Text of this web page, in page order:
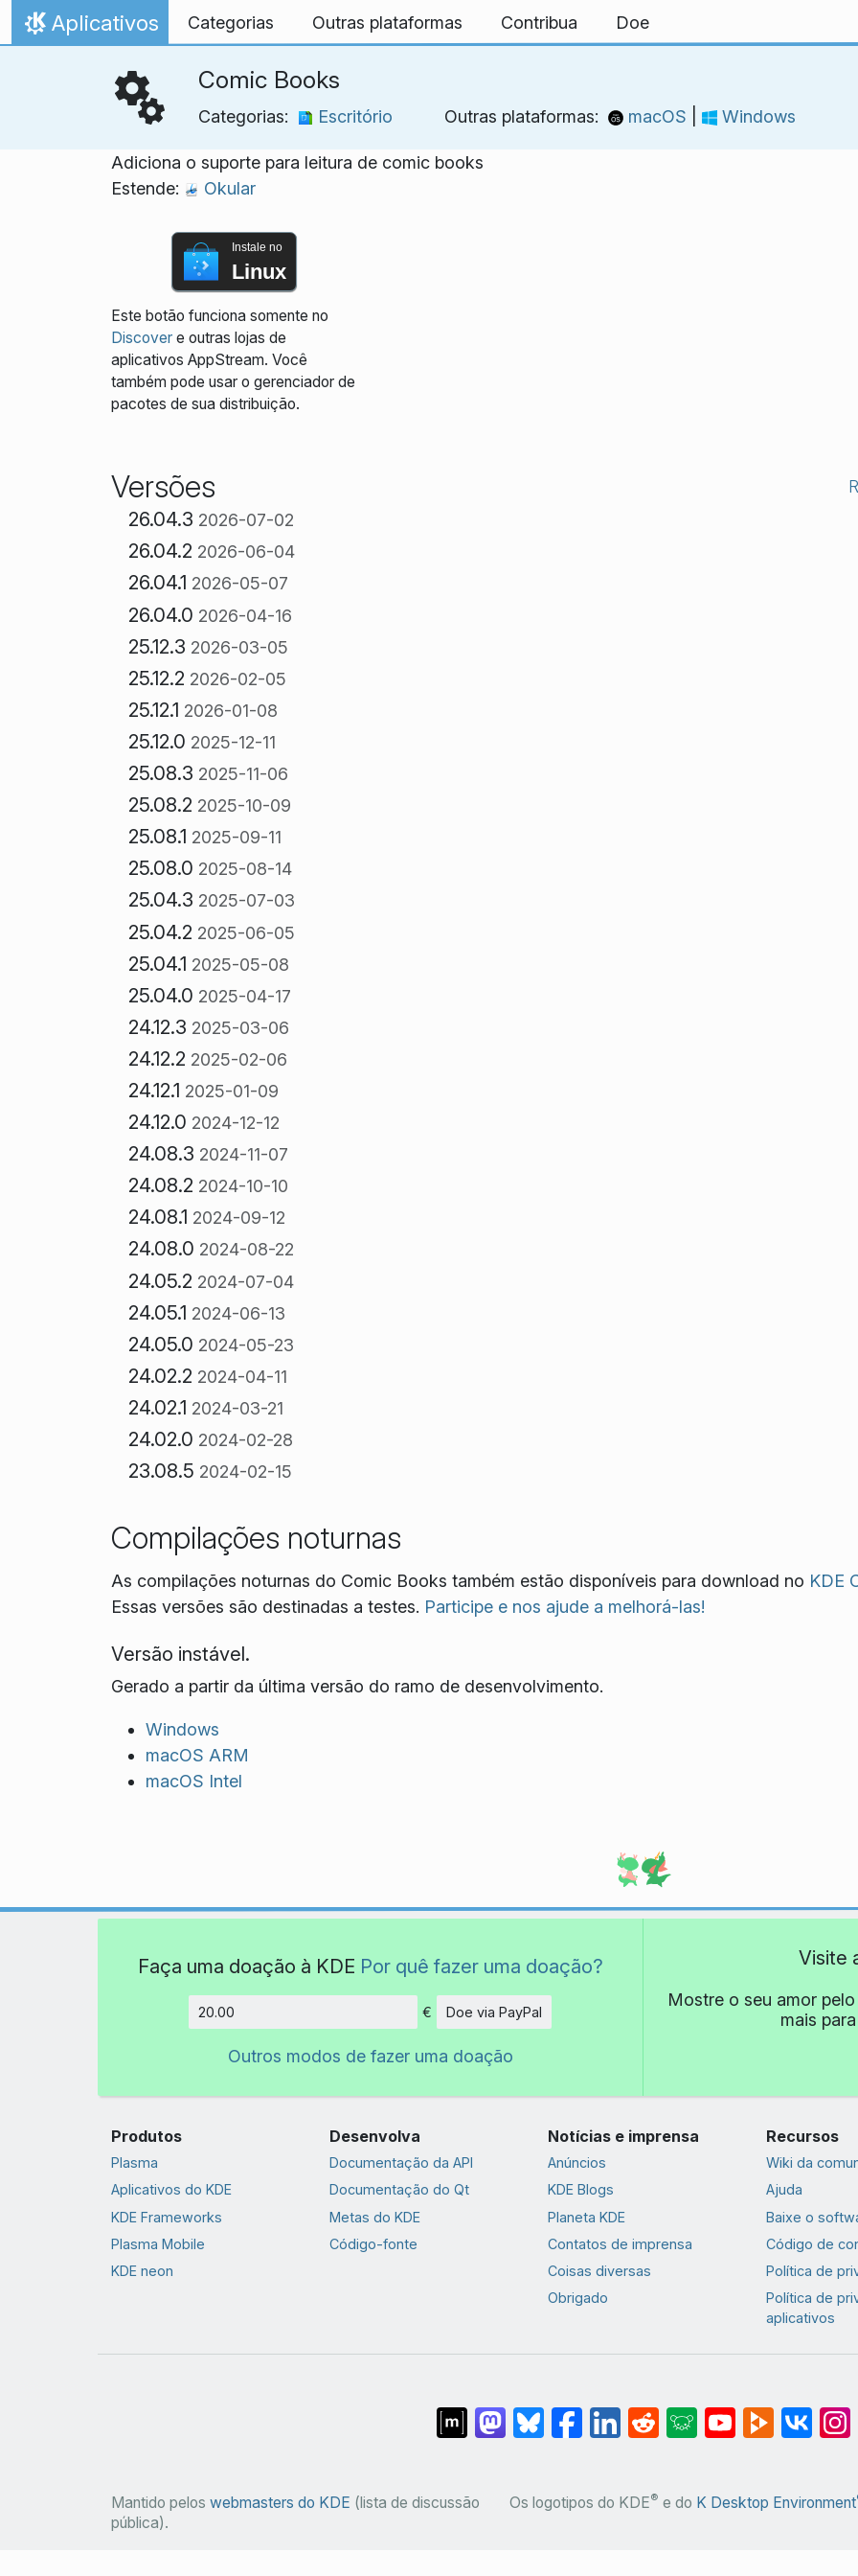
Ir para o conteúdo
Início
Aplicativos Categorias Outras plataformas Contribua Doe
Comic Books
Categorias: Escritório Outras plataformas: macOS Windows
Adiciona o suporte para leitura de comic books
Estende:
Okular
Instale no
Linux
Este botão funciona somente no
Discovere outras lojas de
aplicativos AppStream. Você
também pode usar o gerenciador de
pacotes de sua distribuição.
Versões
26.04.3 2026-07-02
26.04.2 2026-06-04
26.04.1 2026-05-07
26.04.0 2026-04-16
25.12.3 2026-03-05
25.12.2 2026-02-05
25.12.1 2026-01-08
25.12.0 2025-12-11
25.08.3 2025-11-06
25.08.2 2025-10-09
25.08.1 2025-09-11
25.08.0 2025-08-14
25.04.3 2025-07-03
25.04.2 2025-06-05
25.04.1 2025-05-08
25.04.0 2025-04-17
24.12.3 2025-03-06
24.12.2 2025-02-06
24.12.1 2025-01-09
24.12.0 2024-12-12
24.08.3 2024-11-07
24.08.2 2024-10-10
24.08.1 2024-09-12
24.08.0 2024-08-22
24.05.2 2024-07-04
24.05.1 2024-06-13
24.05.0 2024-05-23
24.02.2 2024-04-11
24.02.1 2024-03-21
24.02.0 2024-02-28
23.08.5 2024-02-15
Compilações noturnas
As compilações noturnas do Comic Books também estão disponíveis para download no KDE
Essas versões são destinadas a testes. Participe e nos ajude a melhorá-las!
Versão instável.
Gerado a partir da última versão do ramo de desenvolvimento.
Windows
macOS ARM
macOS Intel
Faça uma doação à KDE Por quê fazer uma doação?
Quantidade
€ Doe via PayPal
Outros modos de fazer uma doação
Visite
Mostre o seu amor
mais
Produtos
Plasma
Aplicativos do KDE
KDE Frameworks
Plasma Mobile
KDE neon
Desenvolva
Documentação da API
Documentação do Qt
Metas do KDE
Código-fonte
Notícias e imprensa
Anúncios
KDE Blogs
Planeta KDE
Contatos de imprensa
Coisas diversas
Obrigado
Recursos
Wiki da
Ajuda
Baixe o
Código de
Política de
Política de
aplicativos
Mantido pelos webmasters do KDE (lista de discussão
pública).
Os logotipos do KDE® e do K Desktop Environment